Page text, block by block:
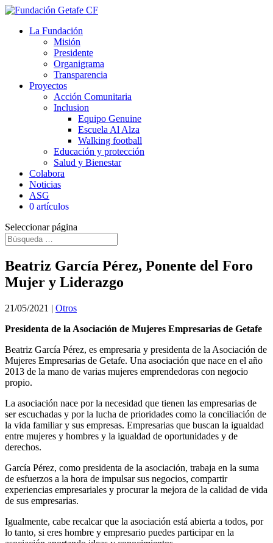
La Fundación
Misión
Presidente
Organigrama
Transparencia
Proyectos
Acción Comunitaria
Inclusion
Equipo Genuine
Escuela Al Alza
Walking football
Educación y protección
Salud y Bienestar
Colabora
Noticias
ASG
0 artículos
Seleccionar página
Beatriz García Pérez, Ponente del Foro
Mujer y Liderazgo
21/05/2021 | Otros
Presidenta de la Asociación de Mujeres Empresarias de Getafe
Beatriz García Pérez, es empresaria y presidenta de la Asociación de
Mujeres Empresarias de Getafe. Una asociación que nace en el año
2013 de la mano de varias mujeres emprendedoras con negocio
propio.
La asociación nace por la necesidad que tienen las empresarias de
ser escuchadas y por la lucha de prioridades como la conciliación de
la vida familiar y sus empresas. Empresarias que buscan la igualdad
entre mujeres y hombres y la igualdad de oportunidades y de
derechos.
García Pérez, como presidenta de la asociación, trabaja en la suma
de esfuerzos a la hora de impulsar sus negocios, compartir
experiencias empresariales y procurar la mejora de la calidad de vida
de sus empresarias.
Igualmente, cabe recalcar que la asociación está abierta a todos, por
lo tanto, si eres hombre y empresario puedes participar en la